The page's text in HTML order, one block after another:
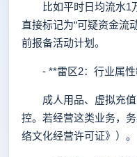
比如平时日均流水1
直接标记为“可疑资金流
前报备活动计划。
- **雷区2：行业属性
成人用品、虚拟充值
控。若经营这类业务，
络文化经营许可证》）。